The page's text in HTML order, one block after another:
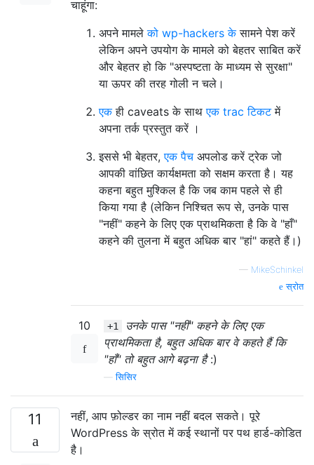
चाहूंगा:
अपने मामलेको wp-hackers केसामने पेश करें
लेकिन अपने उपयोग के मामले को बेहतर साबित करें
और बेहतर हो कि "अस्पष्टता के माध्यम से सुरक्षा"
या ऊपर की तरह गोली न चले।
एकही caveats के साथएक trac टिकटमें
अपना तर्क प्रस्तुत करें ।
इससे भी बेहतर,एक पैच अपलोड करें ट्रेक जो
आपकी वांछित कार्यक्षमता को सक्षम करता है। यह
कहना बहुत मुश्किल है कि जब काम पहले से ही
किया गया है (लेकिन निश्चित रूप से, उनके पास
"नहीं" कहने के लिए एक प्राथमिकता है कि वे "हाँ"
कहने की तुलना में बहुत अधिक बार "हां" कहते हैं।)
— MikeSchinkel
स्रोत
10 +1
उनके पास "नहीं" कहने के लिए एक
प्राथमिकता है, बहुत अधिक बार वे कहते हैं कि
"हाँ" तो बहुत आगे बढ़ना है:)
—सिसिर
11
नहीं, आप फ़ोल्डर का नाम नहीं बदल सकते। पूरे
WordPress के स्रोत में कई स्थानों पर पथ हार्ड-कोडित
है।